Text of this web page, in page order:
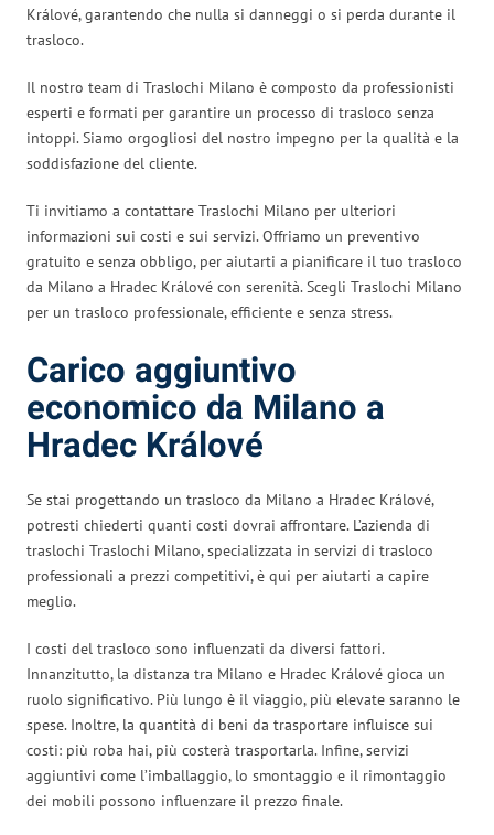
Králové, garantendo che nulla si danneggi o si perda durante il
trasloco.
Il nostro team di Traslochi Milano è composto da professionisti
esperti e formati per garantire un processo di trasloco senza
intoppi. Siamo orgogliosi del nostro impegno per la qualità e la
soddisfazione del cliente.
Ti invitiamo a contattare Traslochi Milano per ulteriori
informazioni sui costi e sui servizi. Offriamo un preventivo
gratuito e senza obbligo, per aiutarti a pianificare il tuo trasloco
da Milano a Hradec Králové con serenità. Scegli Traslochi Milano
per un trasloco professionale, efficiente e senza stress.
Carico aggiuntivo
economico da Milano a
Hradec Králové
Se stai progettando un trasloco da Milano a Hradec Králové,
potresti chiederti quanti costi dovrai affrontare. L’azienda di
traslochi Traslochi Milano, specializzata in servizi di trasloco
professionali a prezzi competitivi, è qui per aiutarti a capire
meglio.
I costi del trasloco sono influenzati da diversi fattori.
Innanzitutto, la distanza tra Milano e Hradec Králové gioca un
ruolo significativo. Più lungo è il viaggio, più elevate saranno le
spese. Inoltre, la quantità di beni da trasportare influisce sui
costi: più roba hai, più costerà trasportarla. Infine, servizi
aggiuntivi come l’imballaggio, lo smontaggio e il rimontaggio
dei mobili possono influenzare il prezzo finale.